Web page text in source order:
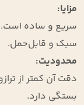
مزایا:
سریع و ساده است.
سبک و قابل‌حمل.
محدودیت:
دقت آن کمتر از
بستگی دارد.